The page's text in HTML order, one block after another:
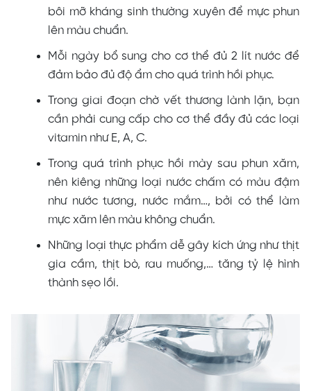
bôi mỡ kháng sinh thường xuyên để mực phun
lên màu chuẩn.
Mỗi ngày bổ sung cho cơ thể đủ 2 lít nước để
đảm bảo đủ độ ẩm cho quá trình hồi phục.
Trong giai đoạn chờ vết thương lành lặn, bạn
cần phải cung cấp cho cơ thể đầy đủ các loại
vitamin như E, A, C.
Trong quá trình phục hồi mày sau phun xăm,
nên kiêng những loại nước chấm có màu đậm
như nước tương, nước mắm…, bởi có thể làm
mực xăm lên màu không chuẩn.
Những loại thực phẩm dễ gây kích ứng như thịt
gia cầm, thịt bò, rau muống,… tăng tỷ lệ hình
thành sẹo lồi.